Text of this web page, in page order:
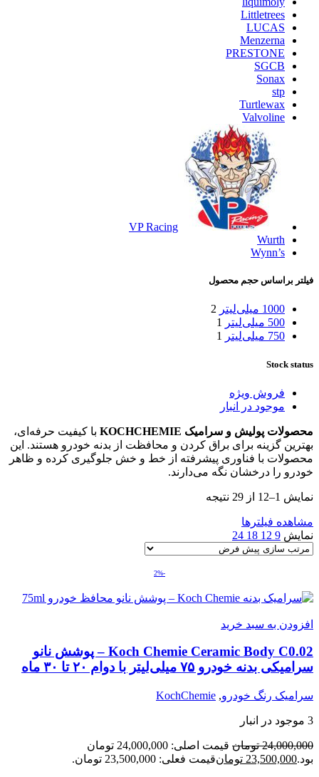
Littletrees
LUCAS
Menzerna
PRESTONE
SGCB
Sonax
stp
Turtlewax
Valvoline
VP Racing
Wurth
Wynn’s
فیلتر براساس حجم محصول
1000 میلی‌لیتر
2
500 میلی‌لیتر
1
750 میلی‌لیتر
1
Stock status
فروش ویژه
موجود در انبار
محصولات پولیش و سرامیک KOCHCHEMIE
با کیفیت حرفه‌ای،
بهترین گزینه برای براق کردن و محافظت از بدنه خودرو هستند. این
محصولات با فناوری پیشرفته از خط و خش جلوگیری کرده و ظاهر
خودرو را درخشان نگه می‌دارند.
نمایش 1–12 از 29 نتیجه
مشاهده فیلترها
نمایش 9
12
18
24
-2%
افزودن به سبد خرید
Koch Chemie Ceramic Body C0.02 – پوشش نانو
سرامیکی بدنه خودرو ۷۵ میلی‌لیتر با دوام ۲۰ تا ۳۰ ماه
سرامیک رنگ خودرو,
KochChemie
3 موجود در انبار
24,000,000 تومان
قیمت اصلی: 24,000,000 تومان
بود.23,500,000 تومانقیمت فعلی: 23,500,000 تومان.